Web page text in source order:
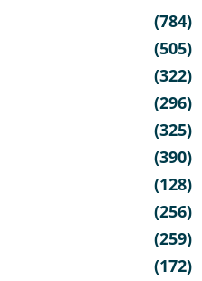
(784)
(505)
(322)
(296)
(325)
(390)
(128)
(256)
(259)
(172)